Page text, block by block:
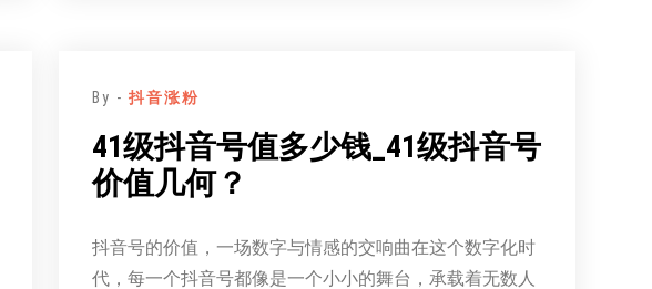
By - 抖音涨粉
41级抖音号值多少钱_41级抖音号
价值几何？
抖音号的价值，一场数字与情感的交响曲在这个数字化时
代，每一个抖音号都像是一个小小的舞台，承载着无数人